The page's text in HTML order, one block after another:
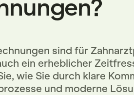
sind für
ein erheblicher
wie Sie durch klare
und moderne